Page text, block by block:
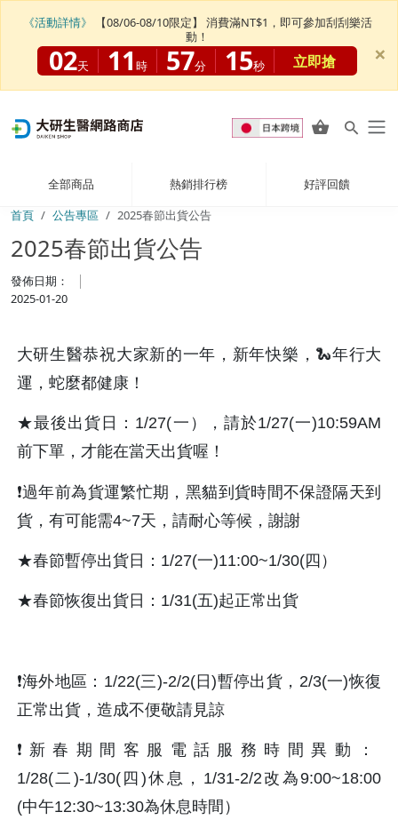
全部商品 熱銷排行榜
好評回饋
首頁
公告專區 2025春節出貨公告
2025春節出貨公告
發佈日期：
2025-01-20
大研生醫恭祝大家新的一年，新年快樂，🐍年行大
運，蛇麼都健康！
★最後出貨日：1/27(一），請於1/27(一)10:59AM
前下單，才能在當天出貨喔！
❗️過年前為貨運繁忙期，黑貓到貨時間不保證隔天到
貨，有可能需4~7天，請耐心等候，謝謝
★春節暫停出貨日：1/27(一)11:00~1/30(四）
★春節恢復出貨日：1/31(五)起正常出貨
❗️海外地區：1/22(三)-2/2(日)暫停出貨，2/3(一)恢復
正常出貨，造成不便敬請見諒
❗️新春期間客服電話服務時間異動：
1/28(二)-1/30(四)休息，1/31-2/2改為9:00~18:00
(中午12:30~13:30為休息時間）
《活動詳情》
【08/06-08/10限定】 消費滿NT$1，即可參加刮刮樂活
動！
02天 11 時 57分 15秒 立即搶 ×